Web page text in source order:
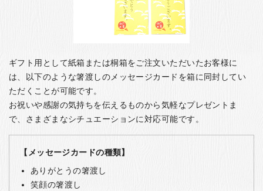
ギフト用として紙箱または桐箱をご注文いただいたお客様に
は、以下のような箸渡しのメッセージカードを箱に同封してい
ただくことが可能です。
お祝いや感謝の気持ちを伝えるものから気軽なプレゼントま
で、さまざまなシチュエーションに対応可能です。
【メッセージカードの種類】
ありがとうの箸渡し
笑顔の箸渡し